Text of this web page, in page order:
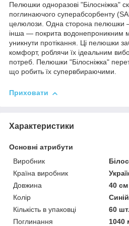
Пелюшки одноразові "Білосніжка"
поглинаючого суперабсорбенту
целюлози. Одна сторона пелюшки
інша — покрита водонепроникним
уникнути протікання. Ці пелюшки
комфорт, роблячи їх ідеальним
потреб. Пелюшки "Білосніжка"
що робить їх супервбираючими.
Приховати
Характеристики
Основні атрибути
Виробник
Країна виробник
Довжина
40 см
Колір
Синій
Кількість в упаковці
60 шт.
Поглинання
1040